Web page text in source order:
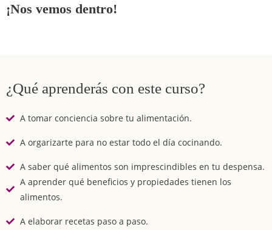
¡Nos vemos dentro!
¿Qué aprenderás con este curso?
A tomar conciencia sobre tu alimentación.
A orgarizarte para no estar todo el día cocinando.
A saber qué alimentos son imprescindibles en tu despensa.
A aprender qué beneficios y propiedades tienen los
alimentos.
A elaborar recetas paso a paso.